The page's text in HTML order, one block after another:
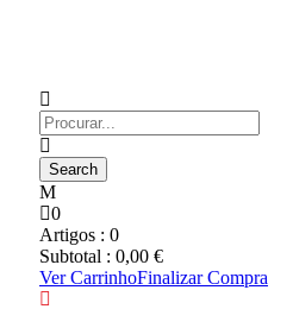
0
Artigos : 0
Subtotal : 0,00 €
Ver CarrinhoFinalizar Compra